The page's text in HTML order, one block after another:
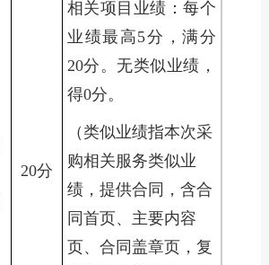
20分
相关项目业绩：每个
业绩最高5分，满分
20分。无类似业绩，
得0分。
（类似业绩指本次采
购相关服务类似业
绩，提供合同，含合
同首页、主要内容
页、合同盖章页，复